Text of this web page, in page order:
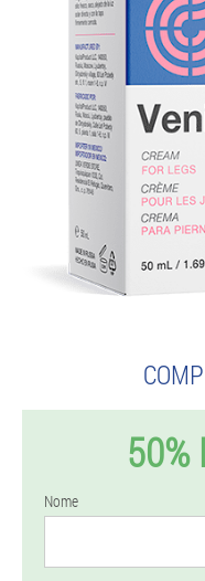
50%
Nome